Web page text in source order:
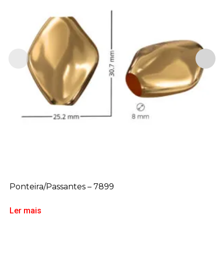
Ponteira/Passantes – 7899
Ler mais